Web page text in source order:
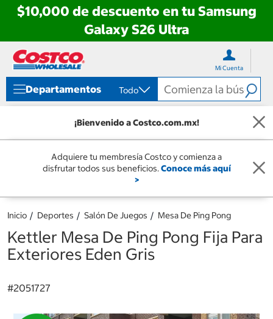
$10,000 de descuento en tu Samsung
Galaxy S26 Ultra
directo
contenido
directo
menú
navegación
Mi Cuenta
Departamentos Todo
¡Bienvenido a Costco.com.mx!
Adquiere tu membresía Costco y comienza a
disfrutar todos sus beneficios.Conoce más aquí
>
Inicio Deportes Salón De Juegos Mesa De Ping Pong
Kettler Mesa De Ping Pong Fija Para
Exteriores Eden Gris
#2051727